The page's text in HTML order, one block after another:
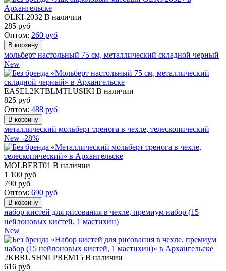
OLKI-2032 В наличии
285 руб
Оптом: 260 руб
мольберт настольный 75 см, металлический складной черный
New
EASEL2KTBLMTLUSIKI В наличии
825 руб
Оптом: 488 руб
металлический мольберт тренога в чехле, телескопический
New -28%
MOLBERT01 В наличии
1 100 руб
790 руб
Оптом: 690 руб
набор кистей для рисования в чехле, премиум набор (15
нейлоновых кистей, 1 мастихин)
New
2KBRUSHNLPREM15 В наличии
616 руб